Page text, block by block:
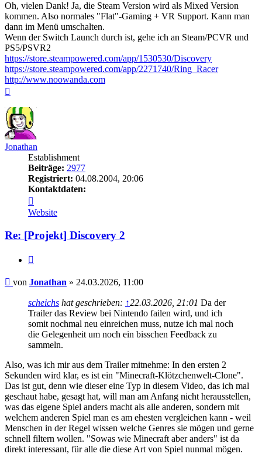
Oh, vielen Dank! Ja, die Steam Version wird als Mixed Version
kommen. Also normales "Flat"-Gaming + VR Support. Kann man
dann im Menü umschalten.
Wenn der Switch Launch durch ist, gehe ich an Steam/PCVR und
PS5/PSVR2
https://store.steampowered.com/app/1530530/Discovery
https://store.steampowered.com/app/2271740/Ring_Racer
http://www.noowanda.com
Jonathan
Establishment
Beiträge: 2977
Registriert: 04.08.2004, 20:06
Kontaktdaten:
von
Jonathan
Website
Re: [Projekt] Discovery 2
Beitrag
von Jonathan » 24.03.2026, 11:00
scheichs hat geschrieben: ↑22.03.2026, 21:01 Da der
Trailer das Review bei Nintendo failen wird, und ich
somit nochmal neu einreichen muss, nutze ich mal noch
die Gelegenheit um noch ein bisschen Feedback zu
sammeln.
Also, was ich mir aus dem Trailer mitnehme: In den ersten 2
Sekunden wird klar, es ist ein "Minecraft-Klötzchenwelt-Clone".
Das ist gut, denn wie dieser eine Typ in diesem Video, das ich mal
geschaut habe, gesagt hat, will man am Anfang nicht herausstellen,
was das eigene Spiel anders macht als alle anderen, sondern mit
welchem anderen Spiel man es am ehesten vergleichen kann - weil
Menschen in der Regel wissen welche Genres sie mögen und gerne
schnell filtern wollen. "Sowas wie Minecraft aber anders" ist da
direkt interessant, für alle die diese Art von Spiel nunmal mögen.